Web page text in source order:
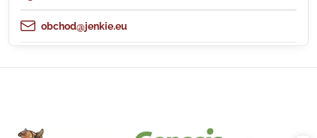
obchod@jenkie.eu